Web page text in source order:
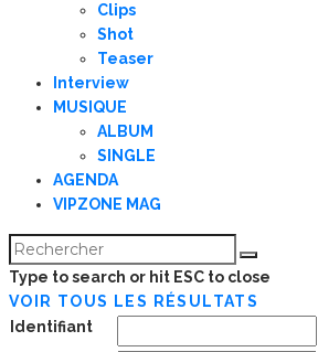
Clips
Shot
Teaser
Interview
MUSIQUE
ALBUM
SINGLE
AGENDA
VIPZONE MAG
Type to search or hit ESC to close
VOIR TOUS LES RÉSULTATS
Identifiant